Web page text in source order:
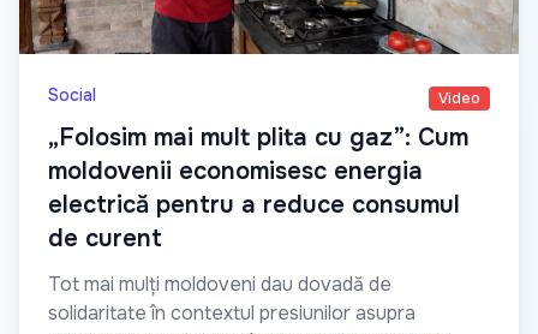
Social Video
„Folosim mai mult plita cu gaz”: Cum
moldovenii economisesc energia
electrică pentru a reduce consumul
de curent
Tot mai mulți moldoveni dau dovadă de
solidaritate în contextul presiunilor asupra